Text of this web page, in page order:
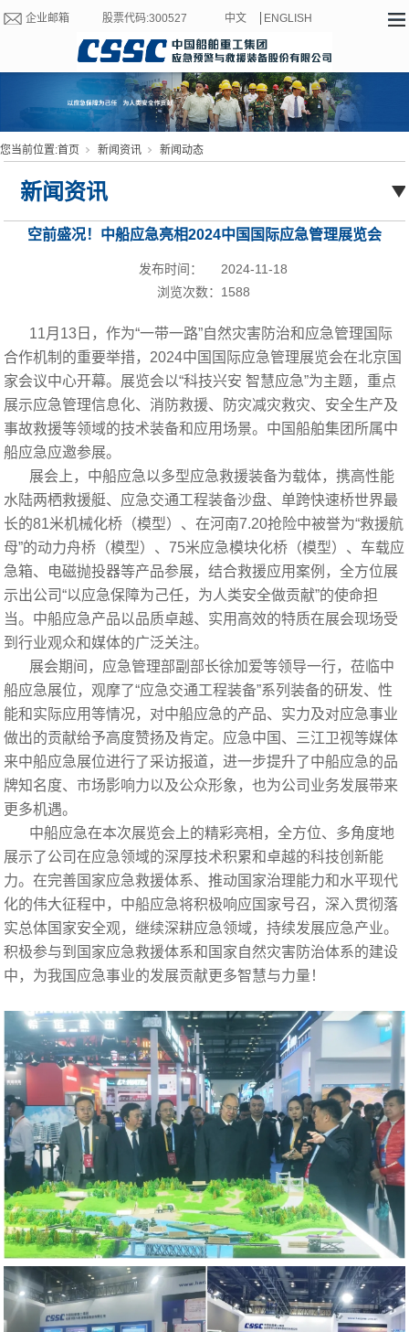
企业邮箱 股票代码:300527 中文 ENGLISH
您当前位置:首页 新闻资讯 新闻动态
新闻资讯
空前盛况！中船应急亮相2024中国国际应急管理展览会
2024-11-18
发布时间：
浏览次数： 1588
11月13日，作为“一带一路”自然灾害防治和应急管理国际
合作机制的重要举措，2024中国国际应急管理展览会在北京国
家会议中心开幕。展览会以“科技兴安 智慧应急”为主题，重点
展示应急管理信息化、消防救援、防灾减灾救灾、安全生产及
事故救援等领域的技术装备和应用场景。中国船舶集团所属中
船应急应邀参展。
展会上，中船应急以多型应急救援装备为载体，携高性能
水陆两栖救援艇、应急交通工程装备沙盘、单跨快速桥世界最
长的81米机械化桥（模型）、在河南7.20抢险中被誉为“救援航
母”的动力舟桥（模型）、75米应急模块化桥（模型）、车载应
急箱、电磁抛投器等产品参展，结合救援应用案例，全方位展
示出公司“以应急保障为己任，为人类安全做贡献”的使命担
当。中船应急产品以品质卓越、实用高效的特质在展会现场受
到行业观众和媒体的广泛关注。
展会期间，应急管理部副部长徐加爱等领导一行，莅临中
船应急展位，观摩了“应急交通工程装备”系列装备的研发、性
能和实际应用等情况，对中船应急的产品、实力及对应急事业
做出的贡献给予高度赞扬及肯定。应急中国、三江卫视等媒体
来中船应急展位进行了采访报道，进一步提升了中船应急的品
牌知名度、市场影响力以及公众形象，也为公司业务发展带来
更多机遇。
中船应急在本次展览会上的精彩亮相，全方位、多角度地
展示了公司在应急领域的深厚技术积累和卓越的科技创新能
力。在完善国家应急救援体系、推动国家治理能力和水平现代
化的伟大征程中，中船应急将积极响应国家号召，深入贯彻落
实总体国家安全观，继续深耕应急领域，持续发展应急产业。
积极参与到国家应急救援体系和国家自然灾害防治体系的建设
中，为我国应急事业的发展贡献更多智慧与力量！